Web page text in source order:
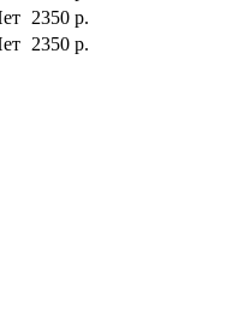
2350 p.
2350 p.